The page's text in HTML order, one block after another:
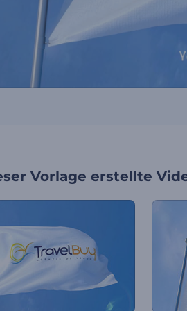
Vorlage erstellte